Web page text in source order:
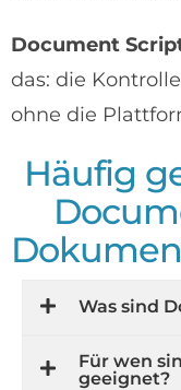
Document
das: die
ohne die
Häufig
Was sind
Für wen
geeignet?